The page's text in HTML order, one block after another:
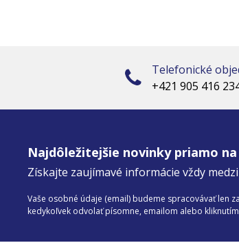
Telefonické
+421 905 416
Najdôležitejšie novinky priamo
Získajte zaujímavé informácie vždy
Vaše osobné údaje (email) budeme spracovávať len
kedykoľvek odvolať písomne, emailom alebo